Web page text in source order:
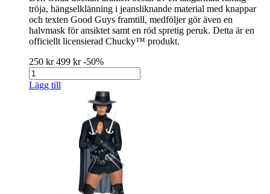
tröja, hängselklänning i jeansliknande material med knappar
och texten Good Guys framtill, medföljer gör även en
halvmask för ansiktet samt en röd spretig peruk. Detta är en
officiellt licensierad Chucky™ produkt.
250 kr499 kr-50%
Lägg till